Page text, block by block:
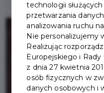
technologii
przetwarzania
analizowania ruchu
Nie personalizujemy
Realizując
Europejskiego i Rady
z dnia 27 kwietnia
osób fizycznych w
danych osobowych i